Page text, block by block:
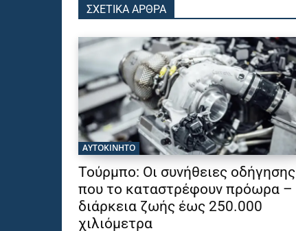
ΣΧΕΤΙΚΑ ΑΡΘΡΑ
ΑΥΤΟΚΙΝΗΤΟ
Τούρμπο: Οι συνήθειες οδήγησης
που το καταστρέφουν πρόωρα –
διάρκεια ζωής έως 250.000
χιλιόμετρα